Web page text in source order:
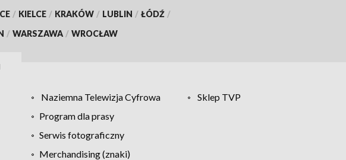
/ KIELCE / KRAKÓW / LUBLIN / ŁÓDŹ /
/ WARSZAWA / WROCŁAW
Naziemna Telewizja Cyfrowa
Sklep TVP
Program dla prasy
Serwis fotograficzny
Merchandising (znaki)